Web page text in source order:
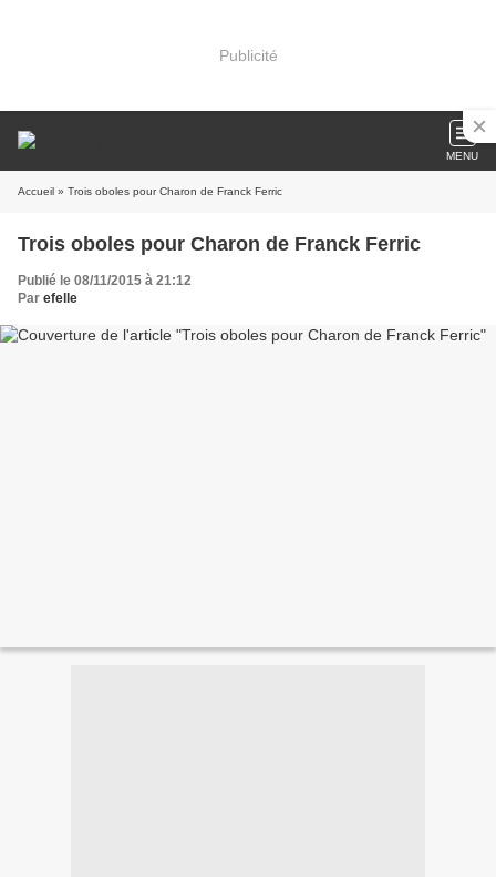
Publicité
MENU
Accueil » Trois oboles pour Charon de Franck Ferric
Trois oboles pour Charon de Franck Ferric
Publié le 08/11/2015 à 21:12
Par efelle